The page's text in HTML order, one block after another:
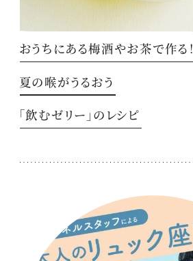
おうちにある梅酒やお茶で作る！
夏の喉がうるおう
「飲むゼリー」のレシピ